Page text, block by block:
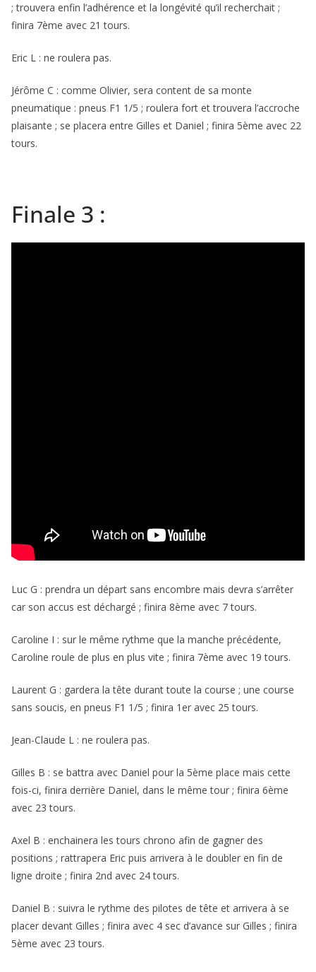
; trouvera enfin l’adhérence et la longévité qu’il recherchait ;
finira 7ème avec 21 tours.
Eric L : ne roulera pas.
Jérôme C : comme Olivier, sera content de sa monte
pneumatique : pneus F1 1/5 ; roulera fort et trouvera l’accroche
plaisante ; se placera entre Gilles et Daniel ; finira 5ème avec 22
tours.
Finale 3 :
Luc G : prendra un départ sans encombre mais devra s’arrêter
car son accus est déchargé ; finira 8ème avec 7 tours.
Caroline I : sur le même rythme que la manche précédente,
Caroline roule de plus en plus vite ; finira 7ème avec 19 tours.
Laurent G : gardera la tête durant toute la course ; une course
sans soucis, en pneus F1 1/5 ; finira 1er avec 25 tours.
Jean-Claude L : ne roulera pas.
Gilles B : se battra avec Daniel pour la 5ème place mais cette
fois-ci, finira derrière Daniel, dans le même tour ; finira 6ème
avec 23 tours.
Axel B : enchainera les tours chrono afin de gagner des
positions ; rattrapera Eric puis arrivera à le doubler en fin de
ligne droite ; finira 2nd avec 24 tours.
Daniel B : suivra le rythme des pilotes de tête et arrivera à se
placer devant Gilles ; finira avec 4 sec d’avance sur Gilles ; finira
5ème avec 23 tours.